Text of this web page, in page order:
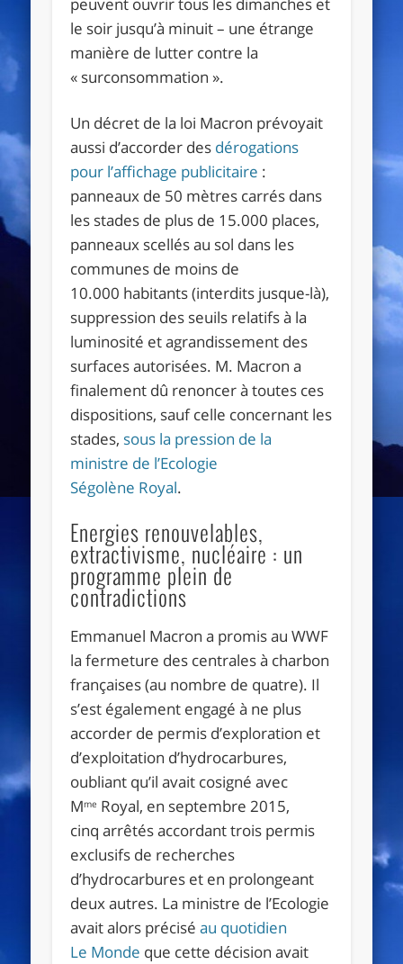
le soir jusqu’à minuit – une étrange
manière de lutter contre la
« surconsommation ».
Un décret de la loi Macron prévoyait
aussi d’accorder des dérogations
pour l’affichage publicitaire :
panneaux de 50 mètres carrés dans
les stades de plus de 15.000 places,
panneaux scellés au sol dans les
communes de moins de
10.000 habitants (interdits jusque-là),
suppression des seuils relatifs à la
luminosité et agrandissement des
surfaces autorisées. M. Macron a
finalement dû renoncer à toutes ces
dispositions, sauf celle concernant les
stades, sous la pression de la
ministre de l’Ecologie
Ségolène Royal.
Energies renouvelables,
extractivisme, nucléaire : un
programme plein de
contradictions
Emmanuel Macron a promis auWWF
la fermeture des centrales à charbon
françaises (au nombre de quatre). Il
s’est également engagé à ne plus
accorder de permis d’exploration et
d’exploitation d’hydrocarbures,
oubliant qu’il avait cosigné avec
Mme Royal, en septembre 2015,
cinq arrêtés accordant trois permis
exclusifs de recherches
d’hydrocarbures et en prolongeant
deux autres. La ministre de l’Ecologie
avait alors préciséau quotidien
Le Monde que cette décision avait